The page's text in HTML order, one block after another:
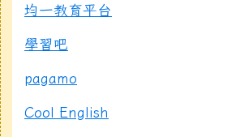
均一教育平台
學習吧
pagamo
Cool English